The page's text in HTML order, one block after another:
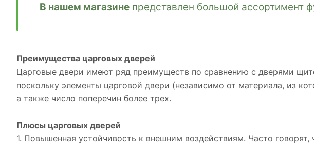
В нашем магазине представлен большой ассортимент
Преимущества царговых дверей
Царговые двери имеют ряд преимуществ по сравнению с дверями
поскольку элементы царговой двери (независимо от материала, из
а также число поперечин более трех.
Плюсы царговых дверей
1. Повышенная устойчивость к внешним воздействиям. Часто